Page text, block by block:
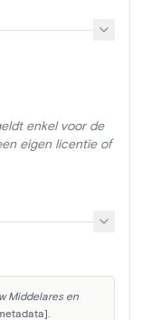
enkel voor de
eigen licentie of
Middelares en